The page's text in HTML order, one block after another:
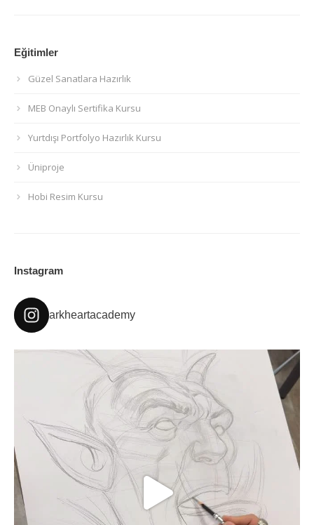
Eğitimler
Güzel Sanatlara Hazırlık
MEB Onaylı Sertifika Kursu
Yurtdışı Portfolyo Hazırlık Kursu
Üniproje
Hobi Resim Kursu
Instagram
arkheartacademy